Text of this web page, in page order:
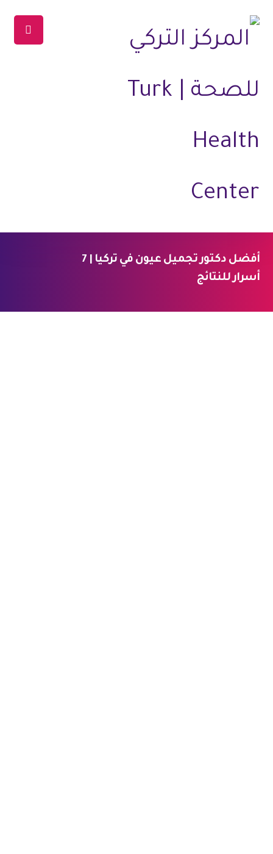
الرئيسية المدونة طب وصحة طب العيون
أفضل دكتور تجميل عيون في تركيا | 7
أسرار للنتائج